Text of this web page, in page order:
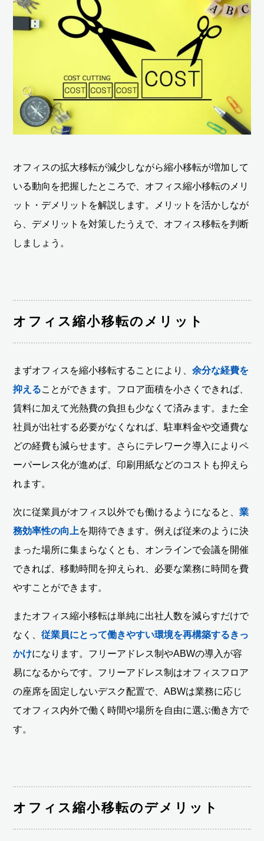
オフィスの拡大移転が減少しながら縮小移転が増加して
いる動向を把握したところで、オフィス縮小移転のメリ
ット・デメリットを解説します。メリットを活かしなが
ら、デメリットを対策したうえで、オフィス移転を判断
しましょう。
オフィス縮小移転のメリット
まずオフィスを縮小移転することにより、余分な経費を
抑えることができます。フロア面積を小さくできれば、
賃料に加えて光熱費の負担も少なくて済みます。また全
社員が出社する必要がなくなれば、駐車料金や交通費な
どの経費も減らせます。さらにテレワーク導入によりペ
ーパーレス化が進めば、印刷用紙などのコストも抑えら
れます。
次に従業員がオフィス以外でも働けるようになると、業
務効率性の向上を期待できます。例えば従来のように決
まった場所に集まらなくとも、オンラインで会議を開催
できれば、移動時間を抑えられ、必要な業務に時間を費
やすことができます。
またオフィス縮小移転は単純に出社人数を減らすだけで
なく、従業員にとって働きやすい環境を再構築するきっ
かけになります。フリーアドレス制やABWの導入が容
易になるからです。フリーアドレス制はオフィスフロア
の座席を固定しないデスク配置で、ABWは業務に応じ
てオフィス内外で働く時間や場所を自由に選ぶ働き方で
す。
オフィス縮小移転のデメリット